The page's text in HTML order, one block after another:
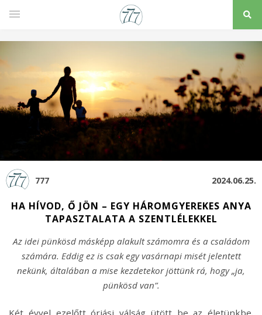
777 2024.06.25.
HA HÍVOD, Ő JÖN – EGY HÁROMGYEREKES ANYA
TAPASZTALATA A SZENTLÉLEKKEL
Az idei pünkösd másképp alakult számomra és a családom
számára. Eddig ez is csak egy vasárnapi misét jelentett
nekünk, általában a mise kezdetekor jöttünk rá, hogy „ja,
pünkösd van”.
Két évvel ezelőtt óriási válság ütött be az életünkbe.